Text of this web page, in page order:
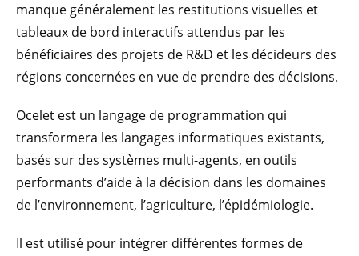
manque généralement les restitutions visuelles et
tableaux de bord interactifs attendus par les
bénéficiaires des projets de R&D et les décideurs des
régions concernées en vue de prendre des décisions.
Ocelet est un langage de programmation qui
transformera les langages informatiques existants,
basés sur des systèmes multi-agents, en outils
performants d’aide à la décision dans les domaines
de l’environnement, l’agriculture, l’épidémiologie.
Il est utilisé pour intégrer différentes formes de